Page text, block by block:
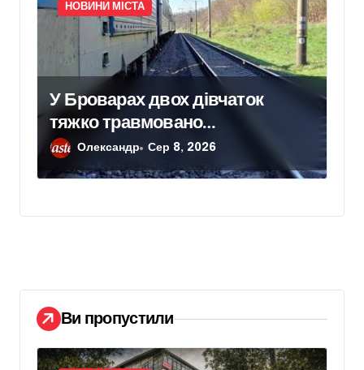
НОВИНИ МІСТА
У Броварах двох дівчаток
тяжко травмовано
електричним струмом
Олександр Сер 8, 2026
Ви пропустили